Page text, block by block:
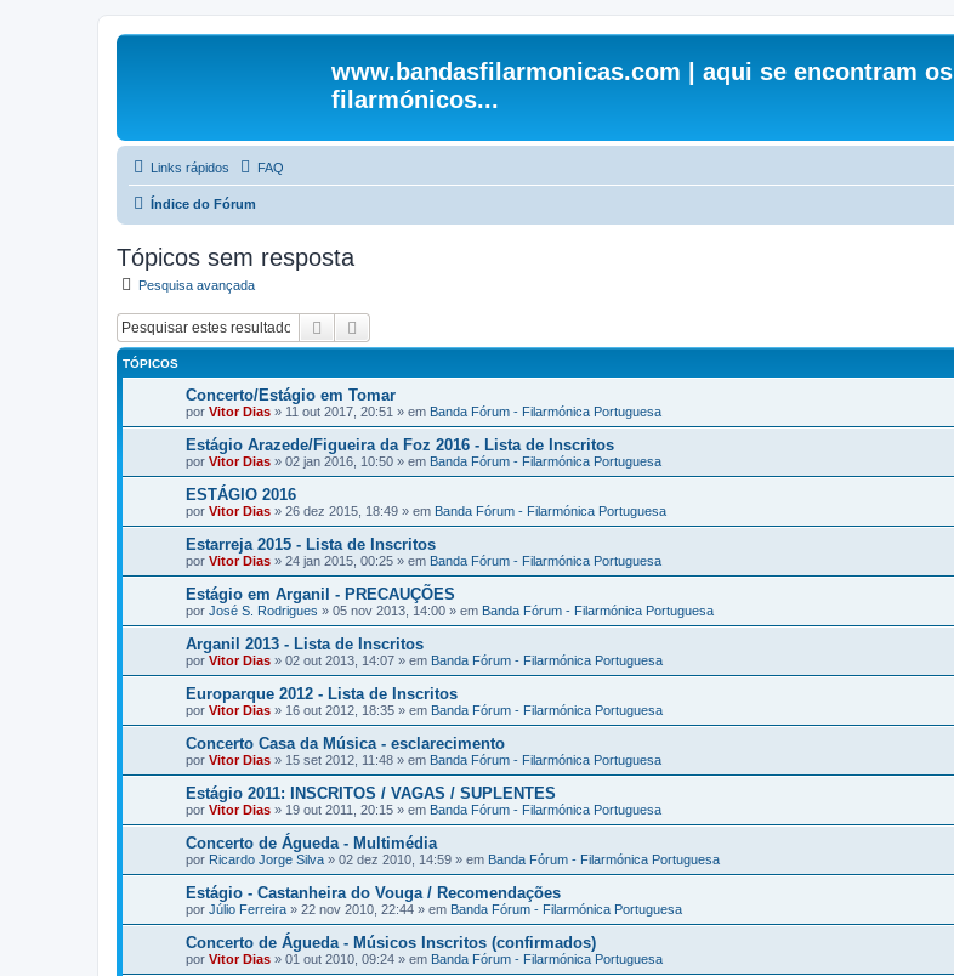
www.bandasfilarmonicas.com | aqui se encontram os
filarmónicos...
Links rápidos FAQ
Índice do Fórum
Tópicos sem resposta
Pesquisa avançada
Pesquisar
TÓPICOS
Concerto/Estágio em Tomar
por Vitor Dias » 11 out 2017, 20:51 » em Banda Fórum - Filarmónica Portuguesa
Estágio Arazede/Figueira da Foz 2016 - Lista de Inscritos
por Vitor Dias » 02 jan 2016, 10:50 » em Banda Fórum - Filarmónica Portuguesa
ESTÁGIO 2016
por Vitor Dias » 26 dez 2015, 18:49 » em Banda Fórum - Filarmónica Portuguesa
Estarreja 2015 - Lista de Inscritos
por Vitor Dias » 24 jan 2015, 00:25 » em Banda Fórum - Filarmónica Portuguesa
Estágio em Arganil - PRECAUÇÕES
por José S. Rodrigues » 05 nov 2013, 14:00 » em Banda Fórum - Filarmónica Portuguesa
Arganil 2013 - Lista de Inscritos
por Vitor Dias » 02 out 2013, 14:07 » em Banda Fórum - Filarmónica Portuguesa
Europarque 2012 - Lista de Inscritos
por Vitor Dias » 16 out 2012, 18:35 » em Banda Fórum - Filarmónica Portuguesa
Concerto Casa da Música - esclarecimento
por Vitor Dias » 15 set 2012, 11:48 » em Banda Fórum - Filarmónica Portuguesa
Estágio 2011: INSCRITOS / VAGAS / SUPLENTES
por Vitor Dias » 19 out 2011, 20:15 » em Banda Fórum - Filarmónica Portuguesa
Concerto de Águeda - Multimédia
por Ricardo Jorge Silva » 02 dez 2010, 14:59 » em Banda Fórum - Filarmónica Portuguesa
Estágio - Castanheira do Vouga / Recomendações
por Júlio Ferreira » 22 nov 2010, 22:44 » em Banda Fórum - Filarmónica Portuguesa
Concerto de Águeda - Músicos Inscritos (confirmados)
por Vitor Dias » 01 out 2010, 09:24 » em Banda Fórum - Filarmónica Portuguesa